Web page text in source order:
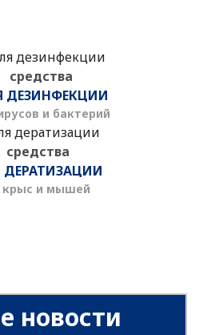
средства
ДЕЗИНФЕКЦИИ
и бактерий
средства
ДЕРАТИЗАЦИИ
крыс и мышей
новости